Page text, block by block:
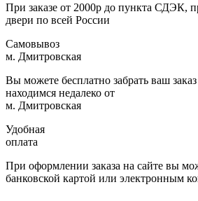
При заказе от 2000р до пункта СДЭК,
двери по всей России
Самовывоз
м. Дмитровская
Вы можете бесплатно забрать ваш
находимся недалеко от
м. Дмитровская
Удобная
оплата
При оформлении заказа на сайте вы
банковской картой или электронным